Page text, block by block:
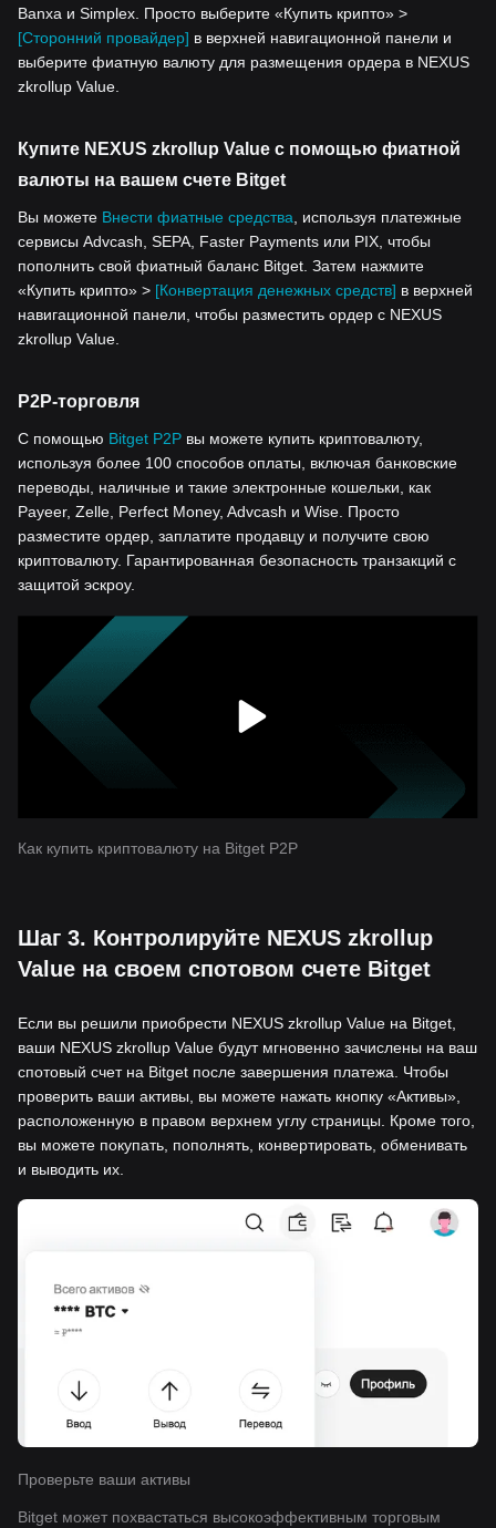
Banxa и Simplex. Просто выберите «Купить крипто» >
[Сторонний провайдер] в верхней навигационной панели и
выберите фиатную валюту для размещения ордера в NEXUS
zkrollup Value.
Купите NEXUS zkrollup Value с помощью фиатной
валюты на вашем счете Bitget
Вы можете Внести фиатные средства, используя платежные
сервисы Advcash, SEPA, Faster Payments или PIX, чтобы
пополнить свой фиатный баланс Bitget. Затем нажмите
«Купить крипто» > [Конвертация денежных средств] в верхней
навигационной панели, чтобы разместить ордер с NEXUS
zkrollup Value.
P2P-торговля
С помощью Bitget P2P вы можете купить криптовалюту,
используя более 100 способов оплаты, включая банковские
переводы, наличные и такие электронные кошельки, как
Payeer, Zelle, Perfect Money, Advcash и Wise. Просто
разместите ордер, заплатите продавцу и получите свою
криптовалюту. Гарантированная безопасность транзакций с
защитой эскроу.
Как купить криптовалюту на Bitget P2P
Шаг 3. Контролируйте NEXUS zkrollup
Value на своем спотовом счете Bitget
Если вы решили приобрести NEXUS zkrollup Value на Bitget,
ваши NEXUS zkrollup Value будут мгновенно зачислены на ваш
спотовый счет на Bitget после завершения платежа. Чтобы
проверить ваши активы, вы можете нажать кнопку «Активы»,
расположенную в правом верхнем углу страницы. Кроме того,
вы можете покупать, пополнять, конвертировать, обменивать
и выводить их.
Проверьте ваши активы
Bitget может похвастаться высокоэффективным торговым